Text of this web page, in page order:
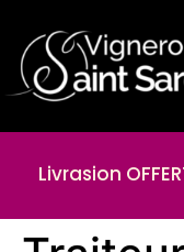
Livrasion